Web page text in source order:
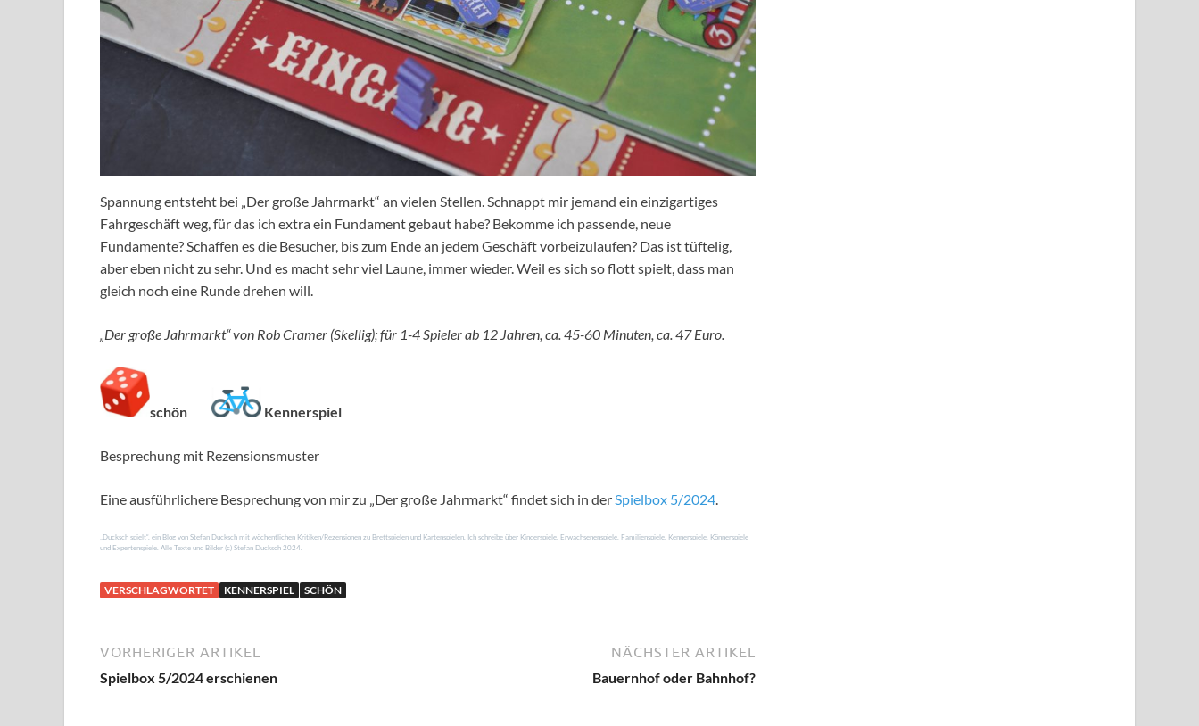
Spannung entsteht bei „Der große Jahrmarkt“ an vielen Stellen. Schnappt mir jemand ein einzigartiges
Fahrgeschäft weg, für das ich extra ein Fundament gebaut habe? Bekomme ich passende, neue
Fundamente? Schaffen es die Besucher, bis zum Ende an jedem Geschäft vorbeizulaufen? Das ist tüftelig,
aber eben nicht zu sehr. Und es macht sehr viel Laune, immer wieder. Weil es sich so flott spielt, dass man
gleich noch eine Runde drehen will.
„Der große Jahrmarkt“ von Rob Cramer (Skellig); für 1-4 Spieler ab 12 Jahren, ca. 45-60 Minuten, ca. 47 Euro.
schön Kennerspiel
Besprechung mit Rezensionsmuster
Eine ausführlichere Besprechung von mir zu „Der große Jahrmarkt“ findet sich in derSpielbox 5/2024.
„Ducksch spielt“, ein Blog von Stefan Ducksch mit wöchentlichen Kritiken/Rezensionen zu Brettspielen und Kartenspielen. Ich schreibe über Kinderspiele, Erwachsenenspiele, Familienspiele, Kennerspiele, Könnerspiele
und Expertenspiele. Alle Texte und Bilder (c) Stefan Ducksch 2024.
VERSCHLAGWORTET KENNERSPIEL SCHÖN
VORHERIGER ARTIKEL
Spielbox 5/2024 erschienen
NÄCHSTER ARTIKEL
Bauernhof oder Bahnhof?